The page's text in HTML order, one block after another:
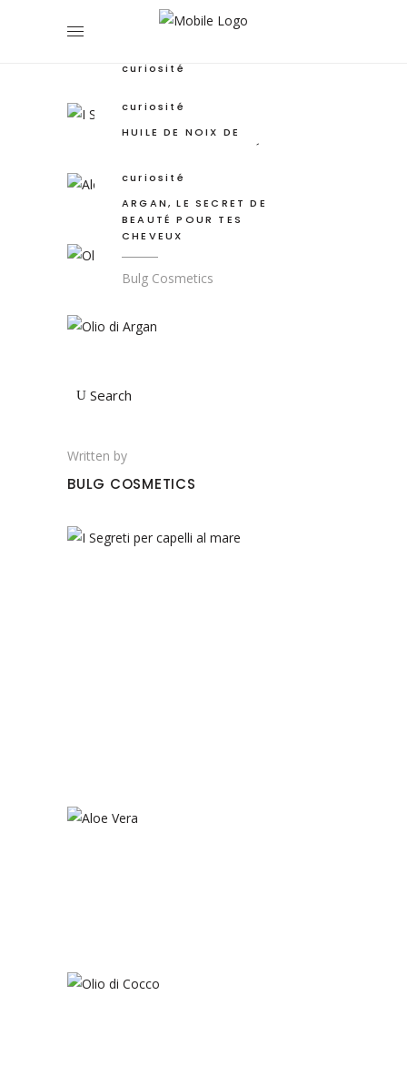
PENDANT L’ÉTÉ : QUE
FAIRE ET NE PAS FAIRE
Bulg Cosmetics
curiosité
Bulg Cosmetics
curiosité
HUILE DE NOIX DE
COCO : UNE PANACÉE
Bulg Cosmetics
curiosité
ARGAN, LE SECRET DE
BEAUTÉ POUR TES
CHEVEUX
Bulg Cosmetics
Search
Written by
BULG COSMETICS